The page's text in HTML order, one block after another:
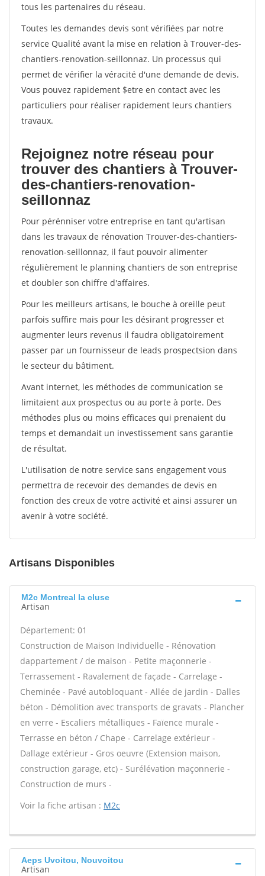
tous les partenaires du réseau.
Toutes les demandes devis sont vérifiées par notre
service Qualité avant la mise en relation à Trouver-des-
chantiers-renovation-seillonnaz. Un processus qui
permet de vérifier la véracité d'une demande de devis.
Vous pouvez rapidement $etre en contact avec les
particuliers pour réaliser rapidement leurs chantiers
travaux.
Rejoignez notre réseau pour
trouver des chantiers à Trouver-
des-chantiers-renovation-
seillonnaz
Pour pérénniser votre entreprise en tant qu'artisan
dans les travaux de rénovation Trouver-des-chantiers-
renovation-seillonnaz, il faut pouvoir alimenter
régulièrement le planning chantiers de son entreprise
et doubler son chiffre d'affaires.
Pour les meilleurs artisans, le bouche à oreille peut
parfois suffire mais pour les désirant progresser et
augmenter leurs revenus il faudra obligatoirement
passer par un fournisseur de leads prospectsion dans
le secteur du bâtiment.
Avant internet, les méthodes de communication se
limitaient aux prospectus ou au porte à porte. Des
méthodes plus ou moins efficaces qui prenaient du
temps et demandait un investissement sans garantie
de résultat.
L'utilisation de notre service sans engagement vous
permettra de recevoir des demandes de devis en
fonction des creux de votre activité et ainsi assurer un
avenir à votre société.
Artisans Disponibles
M2c Montreal la cluse
Artisan
Département: 01
Construction de Maison Individuelle - Rénovation
dappartement / de maison - Petite maçonnerie -
Terrassement - Ravalement de façade - Carrelage -
Cheminée - Pavé autobloquant - Allée de jardin - Dalles
béton - Démolition avec transports de gravats - Plancher
en verre - Escaliers métalliques - Faïence murale -
Terrasse en béton / Chape - Carrelage extérieur -
Dallage extérieur - Gros oeuvre (Extension maison,
construction garage, etc) - Surélévation maçonnerie -
Construction de murs -
Voir la fiche artisan : M2c
Aeps Uvoitou, Nouvoitou
Artisan